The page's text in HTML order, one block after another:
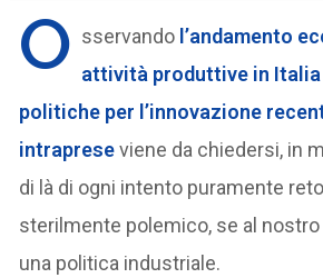
O sservando l’andamento
attività produttive in Italia
politiche per l’innovazione
intrapreseviene da chiedersi, in
di là di ogni intento puramente
sterilmente polemico, se al
una politica industriale.